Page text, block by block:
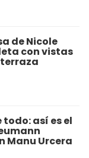
de Nicole
con vistas
así es el
Manu Urcera